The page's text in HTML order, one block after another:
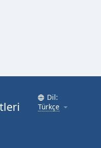
Dil:
Türkçe